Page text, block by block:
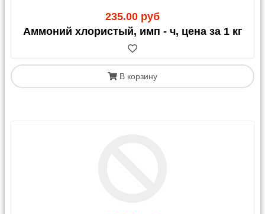
235.00 руб
Аммоний хлористый, имп - ч, цена за 1 кг
В корзину